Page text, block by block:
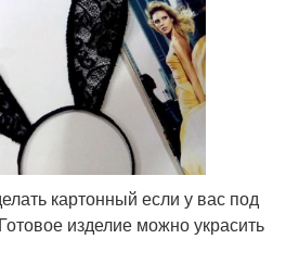
картонный если у вас под
изделие можно украсить